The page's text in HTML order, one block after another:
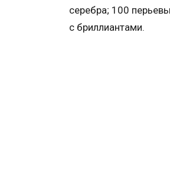
серебра; 100
с бриллиантами.